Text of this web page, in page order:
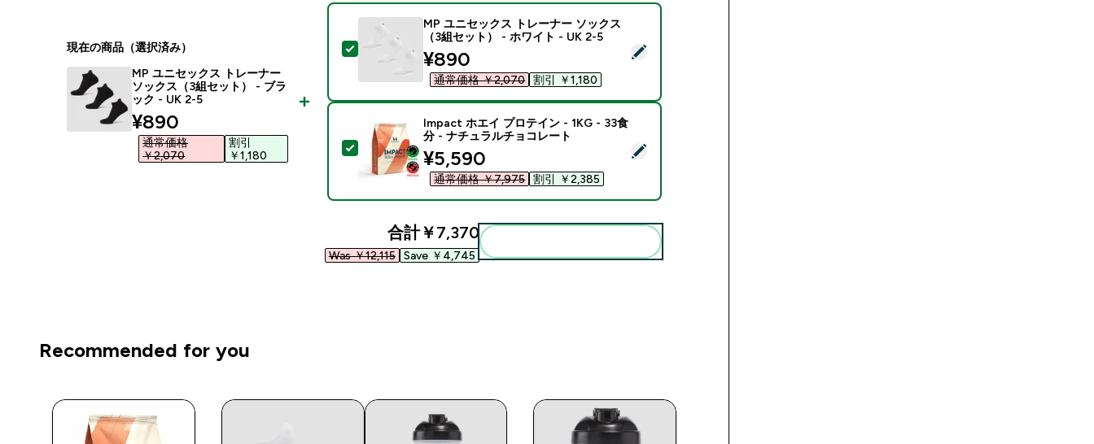
現在の商品（選択済み）
MP ユニセックス トレーナー
ソックス（3組セット） - ブラ
ック - UK 2-5
discounted price
¥890‎
通常価格
￥2,070‎
割引
￥1,180‎
この商品を選択 - MP ユニセックス トレーナー ソックス（3組セット） - ホワイト - UK 2-5
MP ユニセックス トレーナー ソックス
（3組セット） - ホワイト - UK 2-5
discounted price
¥890‎
通常価格 ￥2,070‎ 割引 ￥1,180‎
この商品を選択 - Impact ホエイ プロテイン - 1KG - 33食分 - ナチュラルチョコレート
Impact ホエイ プロテイン - 1KG - 33食
分 - ナチュラルチョコレート
discounted price
¥5,590‎
通常価格 ￥7,975‎ 割引 ￥2,385‎
合計￥7,370‎
Was ￥12,115‎ Save ￥4,745‎
Recommended for you